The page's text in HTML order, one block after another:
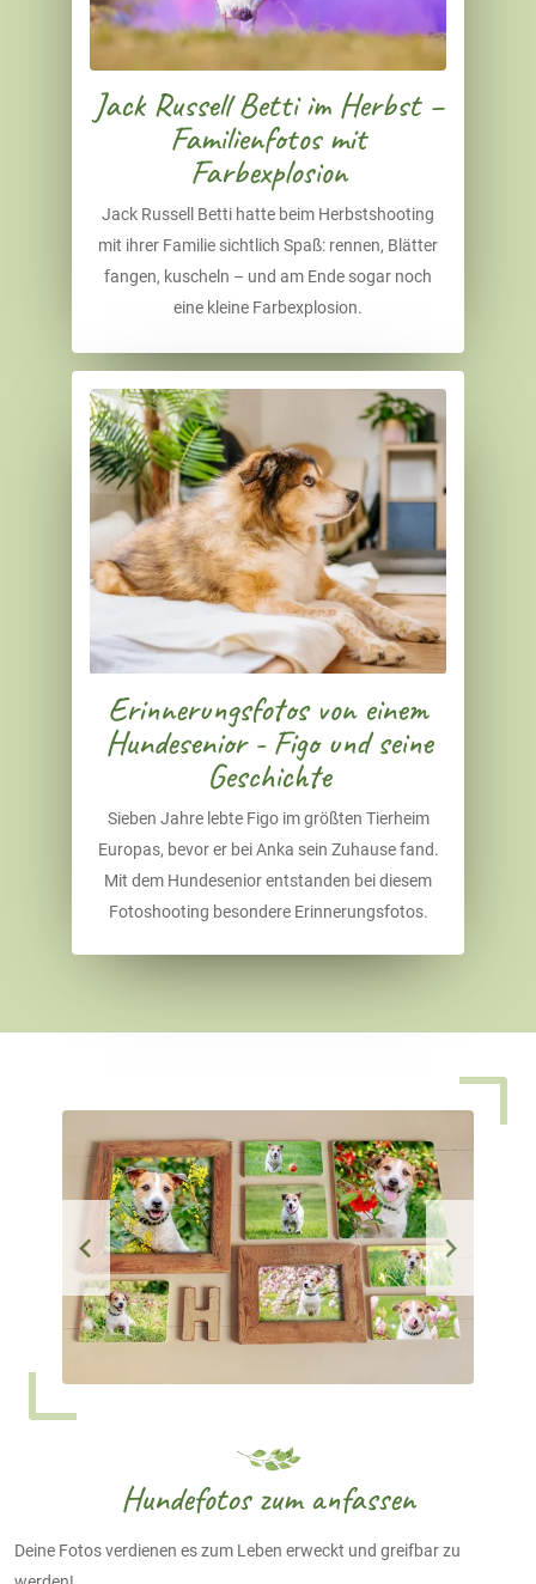
Jack Russell Betti im Herbst –
Familienfotos mit
Farbexplosion
Jack Russell Betti hatte beim Herbstshooting
mit ihrer Familie sichtlich Spaß: rennen, Blätter
fangen, kuscheln – und am Ende sogar noch
eine kleine Farbexplosion.
Erinnerungsfotos von einem
Hundesenior - Figo und seine
Geschichte
Sieben Jahre lebte Figo im größten Tierheim
Europas, bevor er bei Anka sein Zuhause fand.
Mit dem Hundesenior entstanden bei diesem
Fotoshooting besondere Erinnerungsfotos.
Hundefotos zum anfassen
Deine Fotos verdienen es zum Leben erweckt und greifbar zu